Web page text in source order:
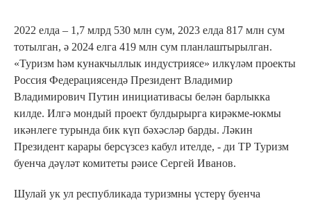
2022 елда – 1,7 млрд 530 млн сум, 2023 елда 817 млн сум
тотылган, ә 2024 елга 419 млн сум планлаштырылган.
«Туризм һәм кунакчыллык индустриясе» илкүләм проекты
Россия Федерациясендә Президент Владимир
Владимирович Путин инициативасы белән барлыкка
килде. Илгә мондый проект булдырырга кирәкме-юкмы
икәнлеге турында бик күп бәхәсләр барды. Ләкин
Президент карары берсүзсез кабул ителде, - ди ТР Туризм
буенча дәүләт комитеты рәисе Сергей Иванов.
Шулай ук ул республикада туризмны үстерү буенча